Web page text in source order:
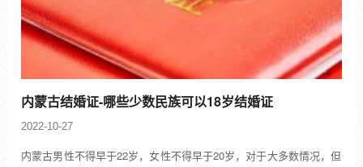
内蒙古结婚证-哪些少数民族可以18岁结婚证
2022-10-27
内蒙古男性不得早于22岁，女性不得早于20岁，对于大多数情况，但